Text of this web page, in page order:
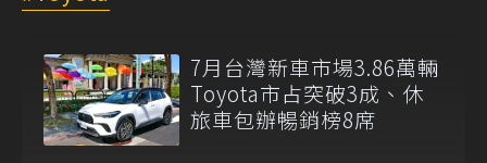
7月台灣新車市場3.86萬輛
Toyota市占突破3成、休
旅車包辦暢銷榜8席